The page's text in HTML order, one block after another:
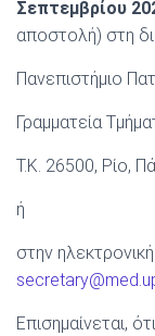
Σεπτεμβρίου
αποστολή) στη
Πανεπιστήμιο
Γραμματεία
T.K. 26500, Ρίο,
ή
στην
Επισημαίνεται,